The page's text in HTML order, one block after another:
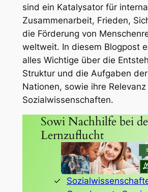
sind ein Katalysator für
Zusammenarbeit, Frieden,
die Förderung von
weltweit. In diesem Blogpost
alles Wichtige über die
Struktur und die Aufgaben
Nationen, sowie ihre
Sozialwissenschaften.
Sowi Nachhilfe bei
Lernzuflucht